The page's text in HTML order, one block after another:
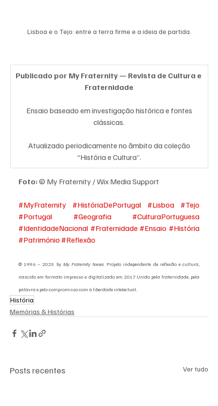
Lisboa e o Tejo: entre a terra firme e a ideia de partida.
Publicado por My Fraternity — Revista de Cultura e
Fraternidade
Ensaio baseado em investigação histórica e fontes
clássicas.
Atualizado periodicamente no âmbito da coleção
“História e Cultura”.
Foto: © My Fraternity / Wix Media Support
#MyFraternity #HistóriaDePortugal #Lisboa
#Tejo
#Portugal
#Geografia
#CulturaPortuguesa
#IdentidadeNacional #Fraternidade #Ensaio #História
#Património #Reflexão
© 1996 – 2025 by My Fraternity News. Projeto independente de reflexão e cultura,
nascido em formato impresso e digitalizado em 2017.Unido pela fraternidade, pela
palavra e pelo compromisso com a liberdade intelectual.
História
Memórias & Histórias
Posts recentes Ver tudo